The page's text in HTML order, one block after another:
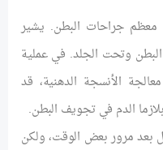
معظم جراحات البطن. يشير
وتحت الجلد. في عملية
الأنسجة الدهنية، قد
الدم في تجويف البطن.
بعد مرور بعض الوقت، ولكن